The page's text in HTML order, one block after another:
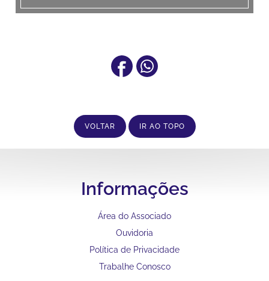
VOLTAR IR AO TOPO
Informações
Área do Associado
Ouvidoria
Política de Privacidade
Trabalhe Conosco